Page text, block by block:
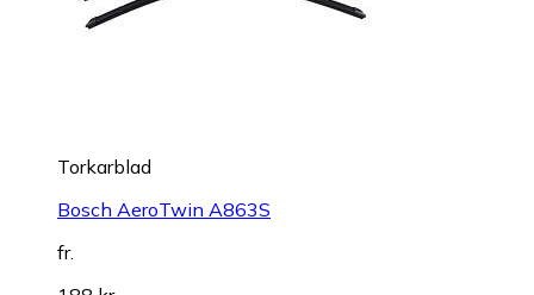
Torkarblad
Bosch AeroTwin A863S
fr.